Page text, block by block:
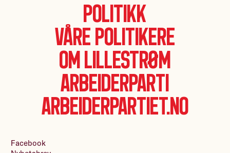
Politikk
Våre politikere
Om Lillestrøm
Arbeiderparti
Arbeiderpartiet.no
Facebook